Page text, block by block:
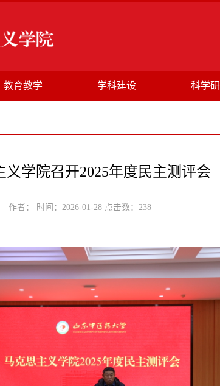
教育教学 学科建设 科学
义学院召开2025年度民主测评会
作者： 时间：2026-01-28 点击数： 238